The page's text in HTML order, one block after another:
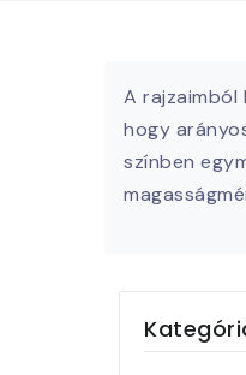
A
hogy
színben